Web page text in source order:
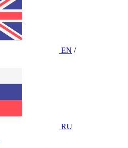
EN /
RU